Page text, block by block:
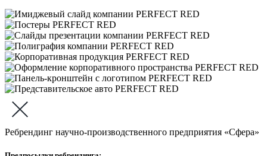
Ребрендинг научно-производственного предприятия «Сфера»